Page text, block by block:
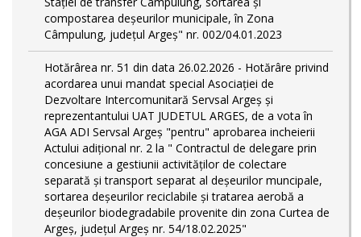
compostarea deșeurilor municipale, în Zona
Câmpulung, județul Argeș" nr. 002/04.01.2023
Hotărârea nr. 51 din data 26.02.2026 - Hotărâre privind
acordarea unui mandat special Asociației de
Dezvoltare Intercomunitară Servsal Argeș și
reprezentantului UAT JUDETUL ARGES, de a vota în
AGA ADI Servsal Argeș "pentru" aprobarea incheierii
Actului adițional nr. 2 la " Contractul de delegare prin
concesiune a gestiunii activităților de colectare
separată și transport separat al deșeurilor muncipale,
sortarea deșeurilor reciclabile și tratarea aerobă a
deșeurilor biodegradabile provenite din zona Curtea de
Argeș, județul Argeș nr. 54/18.02.2025"